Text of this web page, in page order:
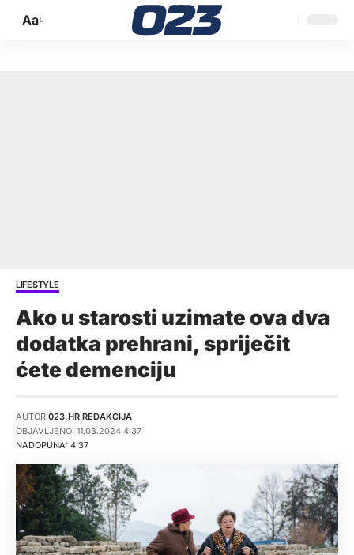
Promijeni
Aa
LIFESTYLE
Ako u starosti uzimate ova dva
dodatka prehrani, spriječit
ćete demenciju
NADOPUNA: 4:37
AUTOR:023.HR REDAKCIJA
OBJAVLJENO: 11.03.2024 4:37